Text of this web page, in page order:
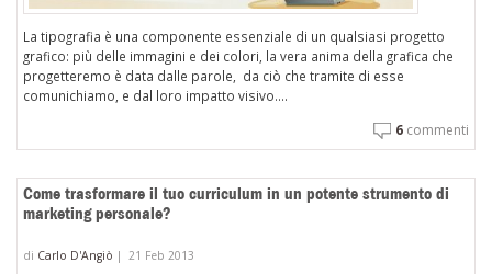
La tipografia è una componente essenziale di un qualsiasi progetto
grafico: più delle immagini e dei colori, la vera anima della grafica che
progetteremo è data dalle parole, da ciò che tramite di esse
comunichiamo, e dal loro impatto visivo....
6 commenti
Come trasformare il tuo curriculum in un potente strumento di
marketing personale?
di Carlo D'Angiò | 21 Feb 2013